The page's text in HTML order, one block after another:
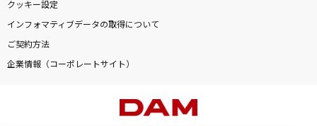
クッキー設定
インフォマティブデータの取得について
ご契約方法
企業情報（コーポレートサイト）